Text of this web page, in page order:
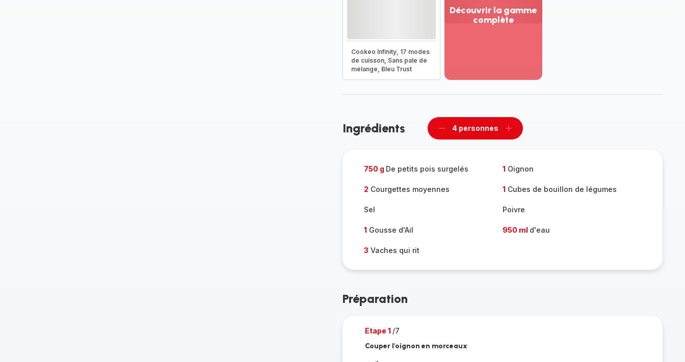
Cookeo Infinity, 17 modes
de cuisson, Sans pale de
mélange, Bleu Trust
Découvrir la gamme
complète
gamme
Ingrédients
Supprimer
4 personnes
Ajouter
750 g De petits pois surgelés 1 Oignon
2 Courgettes moyennes 1 Cubes de bouillon de légumes
Sel Poivre
1 Gousse d'Ail 950 ml d'eau
3 Vaches qui rit
Préparation
Etape 1 /7
Couper l'oignon en morceaux